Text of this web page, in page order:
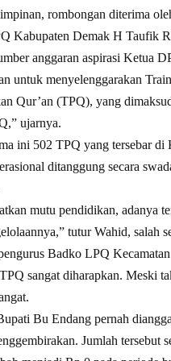
rombongan diterima
Kabupaten Demak H Taufik
anggaran aspirasi Ketua
untuk menyelenggarakan
Qur’an (TPQ), yang
ujarnya.
ini 502 TPQ yang tersebar
ditanggung secara
mutu pendidikan, adanya
tutur Wahid, salah
Badko LPQ
sangat diharapkan. Meski
Bu Endang pernah
Jumlah tersebut